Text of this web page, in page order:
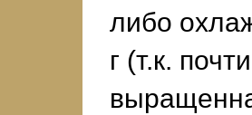
либо
г (т.к.